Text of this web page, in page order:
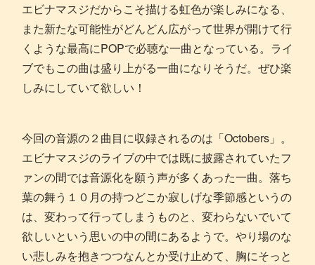
エビナマスジだからこそ描ける虹色が楽しみになる、
また新たな可能性がどんどん広がって世界が開けて行
くような最高にPOPで必聴な一曲となっている。ライ
ブでもこの曲は盛り上がる一曲になりそうだ。ぜひ楽
しみにしていて欲しい！
今回の音源の２曲目に収録されるのは「Octobers」。
エビナマスジのライブの中では既に披露されていたフ
ァンの間では音源化を願う声が多くあった一曲。落ち
葉の舞う１０月の持つどこか寂しげな季節感というの
は、変わって行ってしまうものと、変わらないでいて
欲しいという思いの中の間にあるようで。やり場のな
い悲しみを抱きつつなんとか受け止めて、胸にそっと